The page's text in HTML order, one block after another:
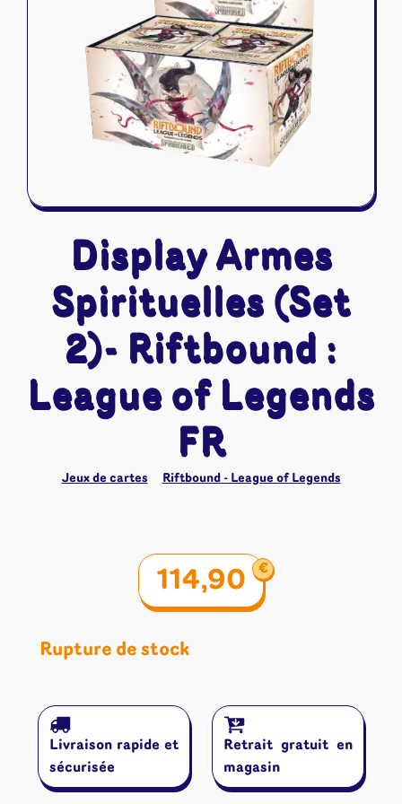
Naruto Mythos
Autres
Tapis de jeu
Display Armes
Spirituelles (Set
2)- Riftbound :
League of Legends
FR
Jeux de cartes Riftbound - League of Legends
114,90 €
Rupture de stock
Livraison rapide et
sécurisée
Retrait gratuit en
magasin